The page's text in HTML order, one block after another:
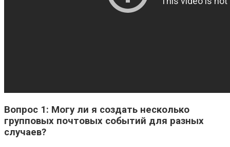
Вопрос 1: Могу ли я создать несколько
групповых почтовых событий для разных
случаев?